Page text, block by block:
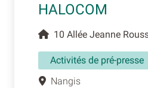
HALOCOM
10 Allée Jeanne
Activités de pré-presse
Nangis